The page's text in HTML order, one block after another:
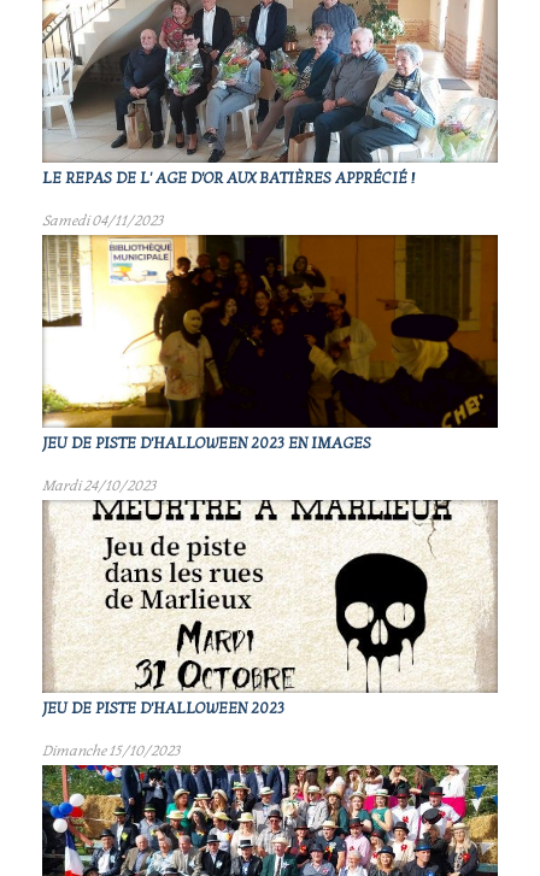
LE REPAS DE L' AGE D'OR AUX BATIÈRES APPRÉCIÉ !
Samedi 04/11/2023
JEU DE PISTE D'HALLOWEEN 2023 EN IMAGES
Mardi 24/10/2023
JEU DE PISTE D'HALLOWEEN 2023
Dimanche 15/10/2023